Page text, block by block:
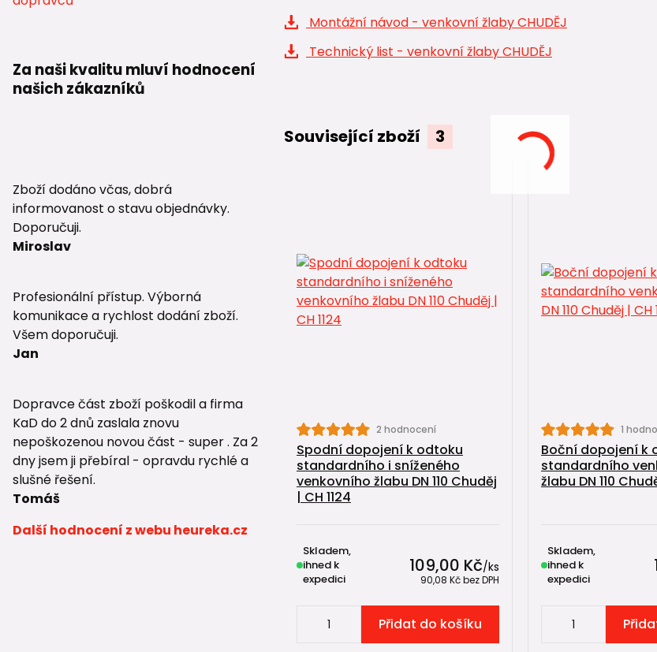
Za naši kvalitu mluví hodnocení
našich zákazníků
Zboží dodáno včas, dobrá
informovanost o stavu objednávky.
Doporučuji.
Miroslav
Profesionální přístup. Výborná
komunikace a rychlost dodání zboží.
Všem doporučuji.
Jan
Dopravce část zboží poškodil a firma
KaD do 2 dnů zaslala znovu
nepoškozenou novou část - super . Za 2
dny jsem ji přebíral - opravdu rychlé a
slušné řešení.
Tomáš
Další hodnocení z webu heureka.cz
Montážní návod - venkovní žlaby CHUDĚJ
Technický list - venkovní žlaby CHUDĚJ
Související zboží 3
2 hodnocení
Spodní dopojení k odtoku
standardního i sníženého
venkovního žlabu DN 110 Chuděj
| CH 1124
109,00 Kč/ks
90,08 Kčbez DPH
Skladem,
ihned k
expedici
Přidat do košíku
1
Boční dopojení k
standardního
žlabu DN 110
Skladem,
ihned k
expedici